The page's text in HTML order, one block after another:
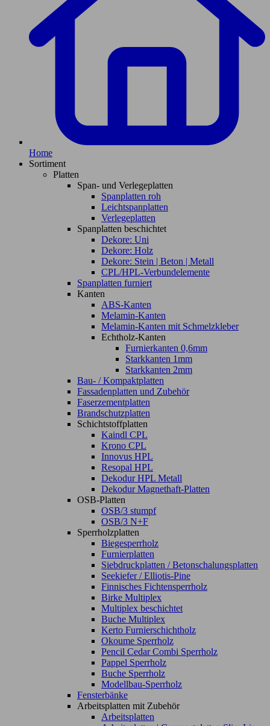
Home
Sortiment
Platten
Span- und Verlegeplatten
Spanplatten roh
Leichtspanplatten
Verlegeplatten
Spanplatten beschichtet
Dekore: Uni
Dekore: Holz
Dekore: Stein | Beton | Metall
CPL/HPL-Verbundelemente
Spanplatten furniert
Kanten
ABS-Kanten
Melamin-Kanten
Melamin-Kanten mit Schmelzkleber
Echtholz-Kanten
Furnierkanten 0,6mm
Starkkanten 1mm
Starkkanten 2mm
Bau- / Kompaktplatten
Fassadenplatten und Zubehör
Faserzementplatten
Brandschutzplatten
Schichtstoffplatten
Kaindl CPL
Krono CPL
Innovus HPL
Resopal HPL
Dekodur HPL Metall
Dekodur Magnethaft-Platten
OSB-Platten
OSB/3 stumpf
OSB/3 N+F
Sperrholzplatten
Biegesperrholz
Furnierplatten
Siebdruckplatten / Betonschalungsplatten
Seekiefer / Elliotis-Pine
Finnisches Fichtensperrholz
Birke Multiplex
Multiplex beschichtet
Buche Multiplex
Kerto Furnierschichtholz
Okoume Sperrholz
Pencil Cedar Combi Sperrholz
Pappel Sperrholz
Buche Sperrholz
Modellbau-Sperrholz
Fensterbänke
Arbeitsplatten mit Zubehör
Arbeitsplatten